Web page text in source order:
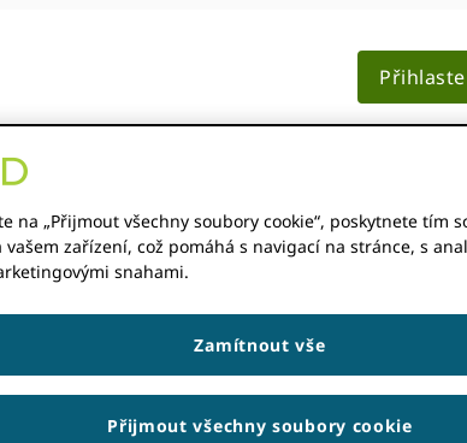
další položky
na „Přijmout všechny soubory cookie“, poskytnete tím
vašem zařízení, což pomáhá s navigací na stránce, s
snahami.
Zamítnout vše
Přijmout všechny soubory cookie